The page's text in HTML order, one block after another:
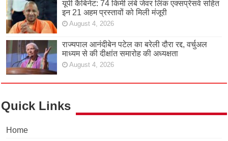
यूपी कैबिनेट: 74 किमी लंबे जेवर लिंक एक्सप्रेसवे सहित
इन 21 अहम प्रस्तावों को मिली मंजूरी
August 4, 2026
राज्यपाल आनंदीबेन पटेल का बरेली दौरा रद्द, वर्चुअल
माध्यम से की दीक्षांत समारोह की अध्यक्षता
August 4, 2026
Quick Links
Home